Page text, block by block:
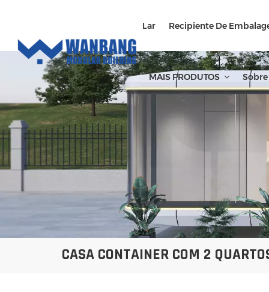
Lar Recipiente De
MAIS PRODUTOS
CASA CONTAINER COM 2